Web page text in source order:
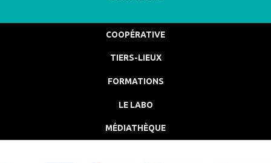
COOPÉRATIVE
TIERS-LIEUX
FORMATIONS
LE LABO
MÉDIATHÈQUE